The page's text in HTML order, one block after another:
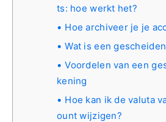
ts: hoe werkt het?
Hoe archiveer je je
Wat is een
Voordelen van een
kening
Hoe kan ik de valuta
ount wijzigen?